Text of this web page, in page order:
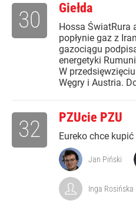
Giełda
Hossa ŚwiatRura
popłynie gaz z
gazociągu
energetyki
W
Węgry i Austria.
30
PZUcie PZU
Eureko chce
32
Jan Piński
Inga Rosińska